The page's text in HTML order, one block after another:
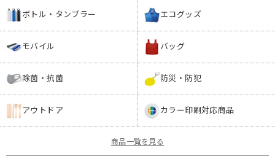
ボトル・タンブラー エコグッズ
モバイル バッグ
除菌・抗菌 防災・防犯
アウトドア カラー印刷対応商品
商品一覧を見る